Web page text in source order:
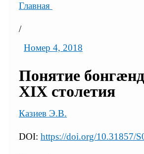
Главная
/
Номер 4, 2018
Понятие
XIX столетия
Казиев Э.В.
DOI: https://doi.org/10.31857/